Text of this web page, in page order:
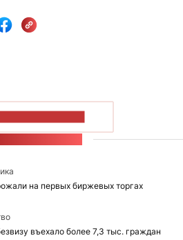
на первых биржевых торгах
въехало более 7,3 тыс. граждан